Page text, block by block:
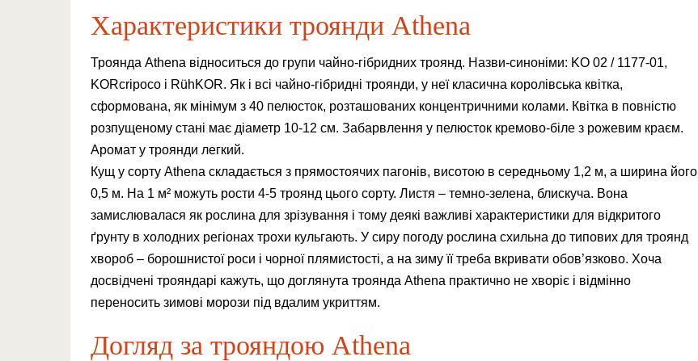
Характеристики троянди Athena
Троянда Athena відноситься до групи чайно-гібридних троянд. Назви-синоніми: KO 02 / 1177-01,
KORcripoco і RühKOR. Як і всі чайно-гібридні троянди, у неї класична королівська квітка,
сформована, як мінімум з 40 пелюсток, розташованих концентричними колами. Квітка в повністю
розпущеному стані має діаметр 10-12 см. Забарвлення у пелюсток кремово-біле з рожевим краєм.
Аромат у троянди легкий.
Кущ у сорту Athena складається з прямостоячих пагонів, висотою в середньому 1,2 м, а ширина його
0,5 м. На 1 м² можуть рости 4-5 троянд цього сорту. Листя – темно-зелена, блискуча. Вона
замислювалася як рослина для зрізування і тому деякі важливі характеристики для відкритого
ґрунту в холодних регіонах трохи кульгають. У сиру погоду рослина схильна до типових для троянд
хвороб – борошнистої роси і чорної плямистості, а на зиму її треба вкривати обов’язково. Хоча
досвідчені трояндарі кажуть, що доглянута троянда Athena практично не хворіє і відмінно
переносить зимові морози під вдалим укриттям.
Догляд за трояндою Athena